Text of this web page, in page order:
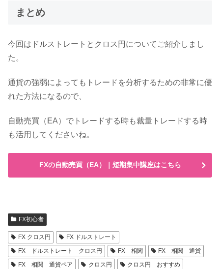
まとめ
今回はドルストレートとクロス円についてご紹介しまし
た。
通貨の強弱によってもトレードを分析するための非常に優
れた方法になるので、
自動売買（EA）でトレードする時も裁量トレードする時
も活用してくださいね。
FXの自動売買（EA）｜短期集中講座はこちら
FX初心者
FX クロス円
FX ドルストレート
FX ドルストレート クロス円
FX 相関
FX 相関 通貨
FX 相関 通貨ペア
クロス円
クロス円 おすすめ